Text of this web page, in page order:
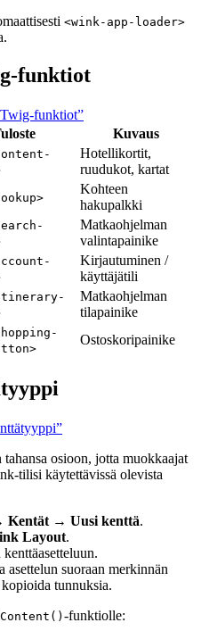
<wink-app-loader>
funktiot
funktiot”
Kuvaus
Hotellikortit,
ruudukot, kartat
Kohteen
hakupalkki
Matkaohjelman
valintapainike
Kirjautuminen /
käyttäjätili
Matkaohjelman
tilapainike
Ostoskoripainike
osioon, jotta muokkaajat
tilisi käytettävissä olevista
Kentät → Uusi kenttä.
Layout.
suoraan merkinnän
tunnuksia.
-funktiolle: